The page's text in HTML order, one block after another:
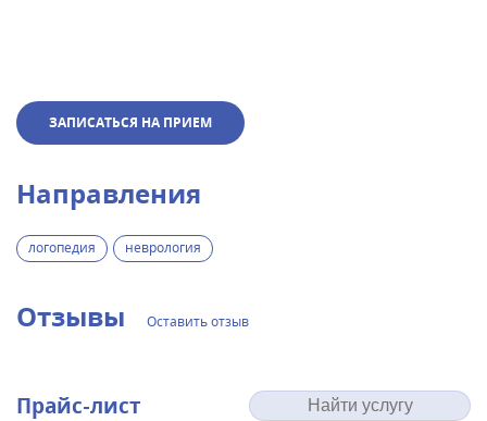
ЗАПИСАТЬСЯ НА ПРИЕМ
Направления
логопедия неврология
Отзывы Оставить отзыв
Прайс-лист